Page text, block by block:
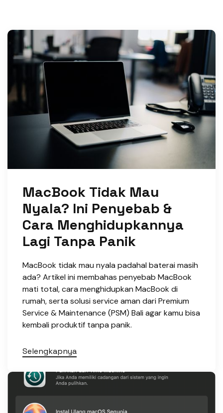
MacBook Tidak Mau
Nyala? Ini Penyebab &
Cara Menghidupkannya
Lagi Tanpa Panik
MacBook tidak mau nyala padahal baterai masih
ada? Artikel ini membahas penyebab MacBook
mati total, cara menghidupkan MacBook di
rumah, serta solusi service aman dari Premium
Service & Maintenance (PSM) Bali agar kamu bisa
kembali produktif tanpa panik.
Selengkapnya